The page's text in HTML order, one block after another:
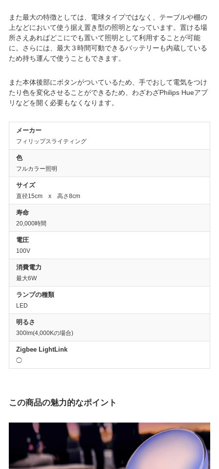
また最大の特徴としては、電球タイプではなく、テーブルや棚の
上などにおいて使う据え置き型の照明となっています。置ける場
所さえあればどこにでも置いて照明として利用することが可能
に。さらには、最大３時間可動できるバッテリーも内蔵している
ため持ち運んで使うこともできます。
また本体後部にボタンがついているため、手でおして電気をつけ
たり色を変化させることができるため、わざわざPhilips Hueアプ
リなどを開く必要もなくなります。
メーカー
フィリップスライティング
色
フルカラー照明
サイズ
直径15cm x 高さ8cm
寿命
20,000時間
電圧
100V
消費電力
最大6W
ランプの種類
LED
明るさ
300lm(4,000Kの場合)
Zigbee LightLink
◯
この商品の魅力的なポイント